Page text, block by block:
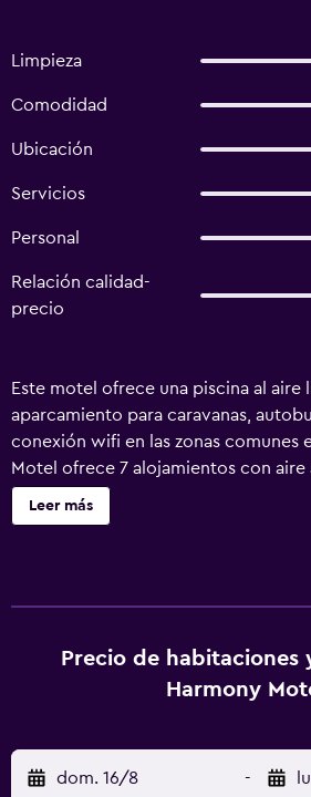
Limpieza
Comodidad
Ubicación
Servicios
Personal
Relación calidad-
precio
Este motel ofrece una piscina al aire
aparcamiento para caravanas,
conexión wifi en las zonas comunes
Motel ofrece 7 alojamientos con
acceso por pasillos exteriores y
ventilador de techo. Las
la web gracias a nuestro acceso a
servicios para las personas de
limpieza todos los días. Los servicios
esparcimiento en este motel
Leer más
Precio de habitaciones
Harmony
dom. 16/8 -